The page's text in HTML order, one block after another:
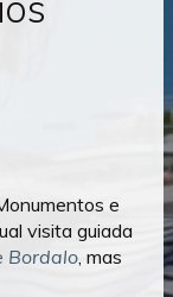
e
visita guiada
Bordalo, mas